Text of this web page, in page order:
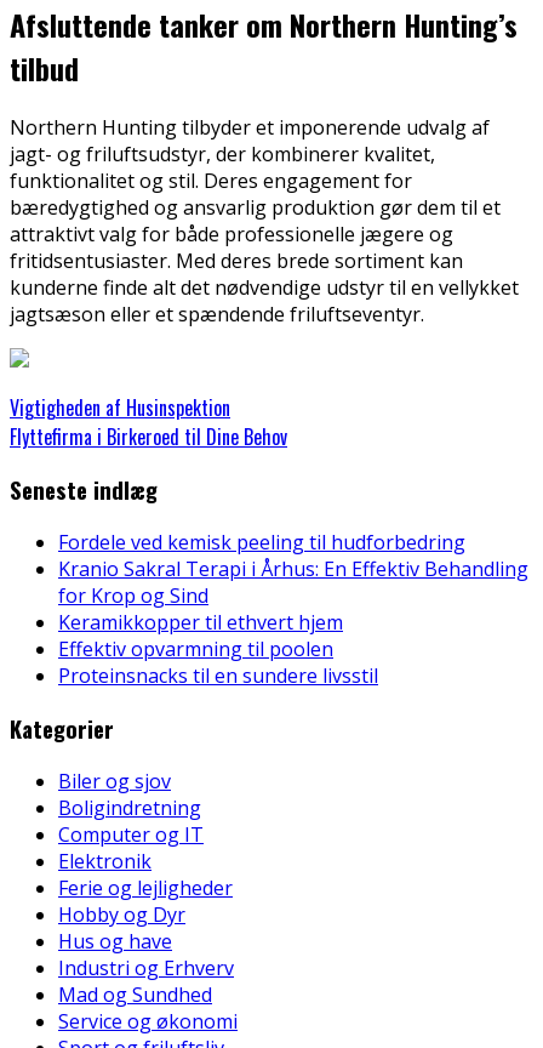
Afsluttende tanker om Northern Hunting’s
tilbud
Northern Hunting tilbyder et imponerende udvalg af
jagt- og friluftsudstyr, der kombinerer kvalitet,
funktionalitet og stil. Deres engagement for
bæredygtighed og ansvarlig produktion gør dem til et
attraktivt valg for både professionelle jægere og
fritidsentusiaster. Med deres brede sortiment kan
kunderne finde alt det nødvendige udstyr til en vellykket
jagtsæson eller et spændende friluftseventyr.
Vigtigheden af Husinspektion
Flyttefirma i Birkeroed til Dine Behov
Seneste indlæg
Fordele ved kemisk peeling til hudforbedring
Kranio Sakral Terapi i Århus: En Effektiv Behandling
for Krop og Sind
Keramikkopper til ethvert hjem
Effektiv opvarmning til poolen
Proteinsnacks til en sundere livsstil
Kategorier
Biler og sjov
Boligindretning
Computer og IT
Elektronik
Ferie og lejligheder
Hobby og Dyr
Hus og have
Industri og Erhverv
Mad og Sundhed
Service og økonomi